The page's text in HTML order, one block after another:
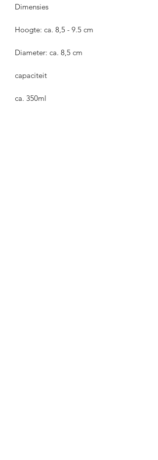
Dimensies
Hoogte: ca. 8,5 - 9.5 cm
Diameter: ca. 8,5 cm
capaciteit
ca. 350ml